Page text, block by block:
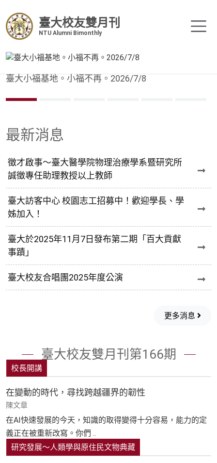
臺大校友雙月刊
NTU Alumni Bimonthly
臺大小福基地。小福不再。2026/7/8
最新消息
徵才啟事～臺大醫學院物理治療學系暨研究所
誠徵專任助理教授以上教師
臺大訪客中心 校園志工招募中！歡迎學長、學
姊加入！
臺大於2025年11月7日發布第二期「百大貢獻
事蹟」
臺大校友合唱團2025年度公演
更多消息
臺大校友雙月刊第166期
校長開講
在變動的時代，尋找跨越疆界的韌性
陳文章
在AI快速發展的今天，知識的取得變得十分容易，能力的定
義正在被重新改寫。你們 ..
研究發展～人類學與原住民文物典藏